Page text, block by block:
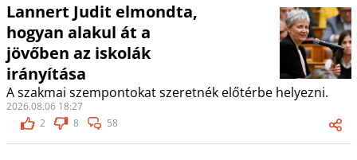
Lannert Judit elmondta,
hogyan alakul át a
jövőben az iskolák
irányítása
A szakmai szempontokat szeretnék előtérbe helyezni.
2026.08.06 18:27
2
8 58